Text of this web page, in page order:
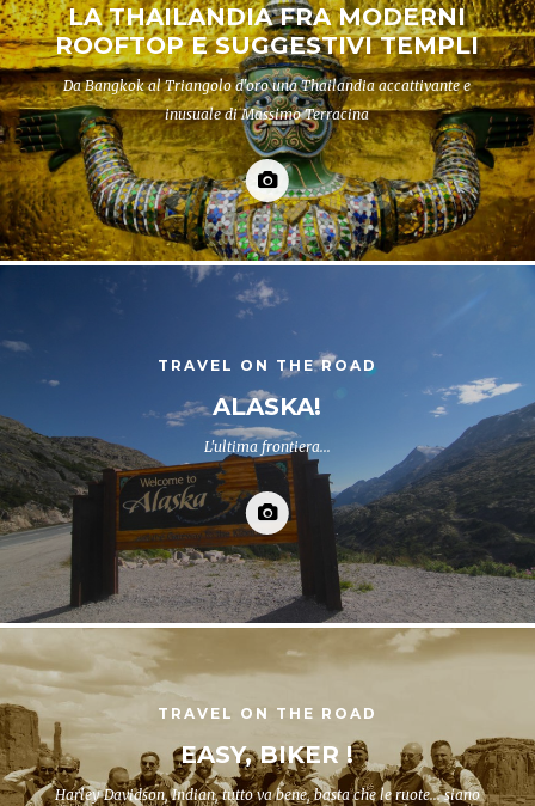
LA THAILANDIA FRA MODERNI
ROOFTOP E SUGGESTIVI TEMPLI
Da Bangkok al Triangolo d'oro una Thailandia accattivante e
inusuale di Massimo Terracina
TRAVEL ON THE ROAD
ALASKA!
L'ultima frontiera...
TRAVEL ON THE ROAD
EASY, BIKER !
Harley Davidson, Indian, tutto va bene, basta che le ruote... siano